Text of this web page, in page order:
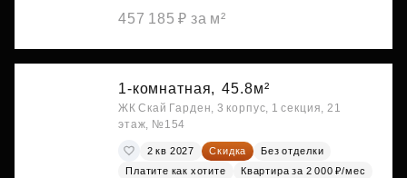
457 185 ₽ за м²
1-комнатная, 45.8м²
ЖК Скай Гарден, 3 корпус, 1 секция, 21
этаж, №154
2 кв 2027 Скидка
Без отделки
Платите как хотите
Квартира за 2 000 ₽/мес